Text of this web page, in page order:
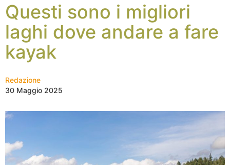
Questi sono i migliori
laghi dove andare a fare
kayak
Redazione
30 Maggio 2025